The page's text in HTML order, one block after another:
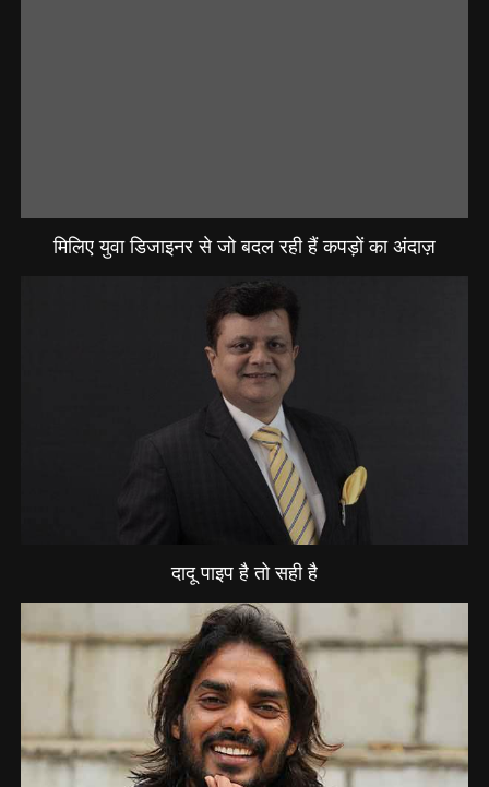
मिलिए युवा डिजाइनर से जो बदल रही हैं कपड़ों का अंदाज़
दादू पाइप है तो सही है